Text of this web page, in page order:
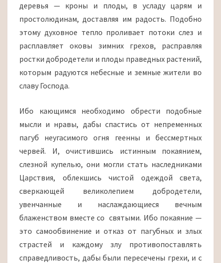
деревья — кроны и плоды, в усладу царям и
простолюдинам, доставляя им радость. Подобно
этому духовное тепло проливает потоки слез и
расплавляет оковы зимних грехов, расправляя
ростки добродетели и плоды праведных растений,
которым радуются небесные и земные жители во
славу Господа.
Ибо кающимся необходимо обрести подобные
мысли и нравы, дабы спастись от непременных
пагуб неугасимого огня геенны и бессмертных
червей. И, очистившись истинным покаянием,
слезной купелью, они могли стать наследниками
Царствия, облекшись чистой одеждой света,
сверкающей великолепием добродетели,
увенчанные и наслаждающиеся вечным
блаженством вместе со святыми. Ибо покаяние —
это самообвинение и отказ от пагубных и злых
страстей и каждому злу противопоставлять
справедливость, дабы были пересечены грехи, и с